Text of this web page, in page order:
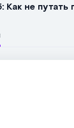
Как не путать